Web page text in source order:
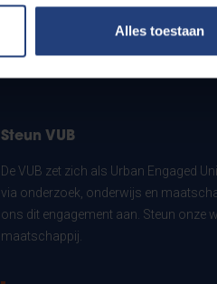
Alles toestaan
Steun VUB
De VUB zet zich als Urban Engaged
via onderzoek, onderwijs en
ons dit engagement aan. Steun onze
maatschappij.